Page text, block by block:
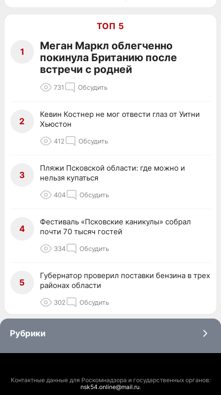
ТОП 5
1
Меган Маркл облегченно
покинула Британию после
встречи с родней
731 Обсудить
2
Кевин Костнер не мог отвести глаз от Уитни
Хьюстон
412 Обсудить
3
Пляжи Псковской области: где можно и
нельзя купаться
404 Обсудить
4
Фестиваль «Псковские каникулы» собрал
почти 70 тысяч гостей
334 Обсудить
5
Губернатор проверил поставки бензина в трех
районах области
302 Обсудить
Рубрики
Контактные данные для Роскомнадзора и государственных органов:
nsk54.online@mail.ru.